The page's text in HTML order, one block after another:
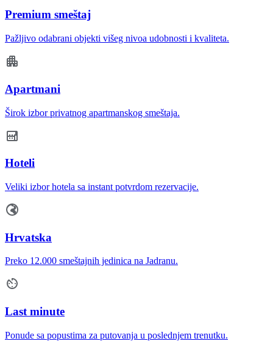
Premium smeštaj
Pažljivo odabrani objekti višeg nivoa udobnosti i kvaliteta.
Apartmani
Širok izbor privatnog apartmanskog smeštaja.
Hoteli
Veliki izbor hotela sa instant potvrdom rezervacije.
Hrvatska
Preko 12.000 smeštajnih jedinica na Jadranu.
Last minute
Ponude sa popustima za putovanja u poslednjem trenutku.